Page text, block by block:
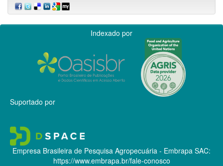
Indexado por
Suportado por
Empresa Brasileira de Pesquisa Agropecuária - Embrapa SAC:
https://www.embrapa.br/fale-conosco